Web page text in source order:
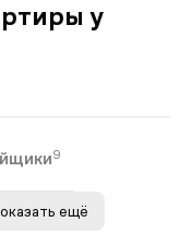
у
9
ещё